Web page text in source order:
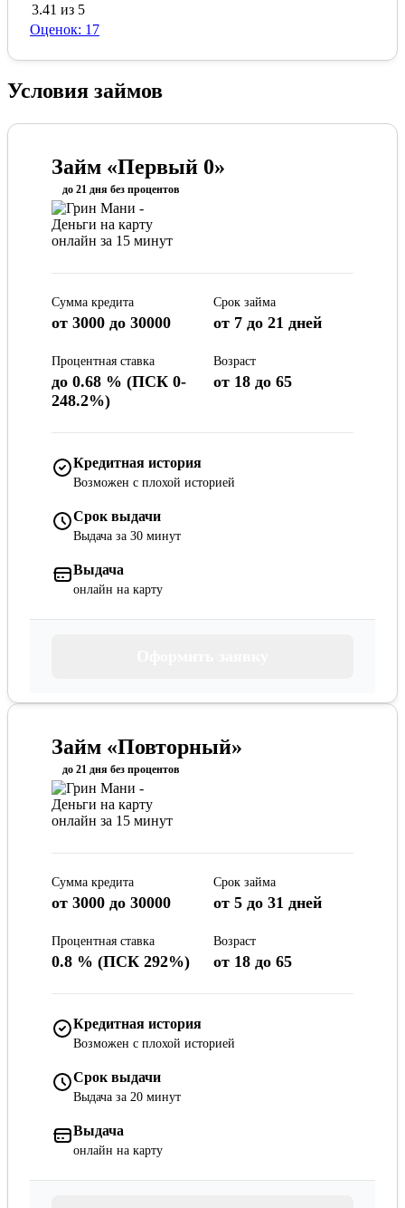
3.41 из 5
Оценок: 17
Условия займов
Займ «Первый 0»
до 21 дня без процентов
Сумма кредита
от 3000 до 30000
Срок займа
от 7 до 21 дней
Процентная ставка
до 0.68 % (ПСК 0-
248.2%)
Возраст
от 18 до 65
Кредитная история
Возможен с плохой историей
Срок выдачи
Выдача за 30 минут
Выдача
онлайн на карту
Займ «Повторный»
до 21 дня без процентов
Сумма кредита
от 3000 до 30000
Срок займа
от 5 до 31 дней
Процентная ставка
0.8 % (ПСК 292%)
Возраст
от 18 до 65
Кредитная история
Возможен с плохой историей
Срок выдачи
Выдача за 20 минут
Выдача
онлайн на карту